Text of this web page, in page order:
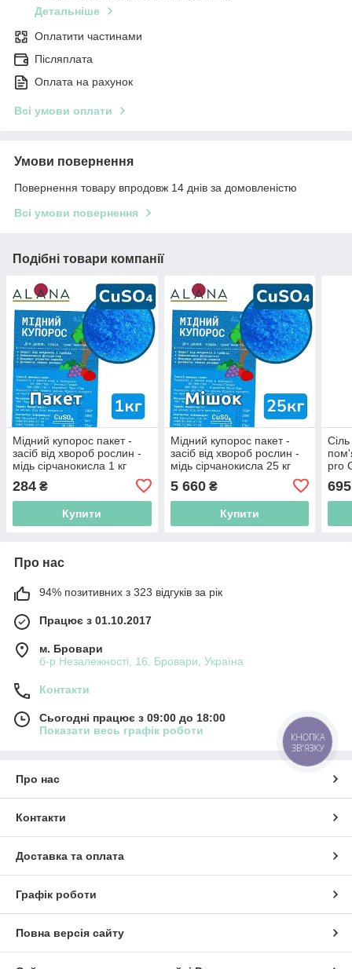
Детальніше
Оплатити частинами
Післяплата
Оплата на рахунок
Всі умови оплати
Умови повернення
Повернення товару впродовж 14 днів за домовленістю
Всі умови повернення
Подібні товари компанії
Мідний купорос пакет -
засіб від хвороб рослин -
мідь сірчанокисла 1 кг
284 ₴
Купити
Мідний купорос пакет -
засіб від хвороб рослин -
мідь сірчанокисла 25 кг
5 660₴
Купити
pro
695
Про нас
94% позитивних з 323 відгуків за рік
Працює з 01.10.2017
м. Бровари
б-р Незалежності, 16, Бровари, Україна
Контакти
Сьогодні працює з 09:00 до 18:00
Показати весь графік роботи
Про нас
Контакти
Доставка та оплата
Графік роботи
Повна версія сайту
КНОПКА
ЗВ'ЯЗКУ